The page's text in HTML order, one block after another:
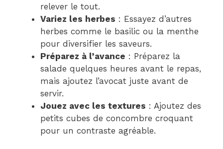
relever le tout.
Variez les herbes : Essayez d’autres
herbes comme le basilic ou la menthe
pour diversifier les saveurs.
Préparez à l’avance : Préparez la
salade quelques heures avant le repas,
mais ajoutez l’avocat juste avant de
servir.
Jouez avec les textures : Ajoutez des
petits cubes de concombre croquant
pour un contraste agréable.